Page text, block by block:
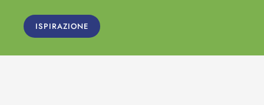
ISPIRAZIONE